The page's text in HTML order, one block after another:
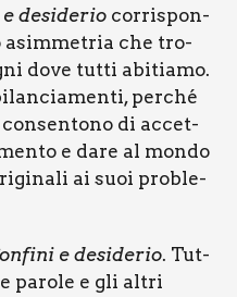
desi­de­rio cor­ri­spon­
asim­me­tria che tro­
dove tut­ti abi­tia­mo.
per­ché
di accet­
e dare al mon­do
ai suoi pro­ble­
e desi­de­rio. Tut­
paro­le e gli altri